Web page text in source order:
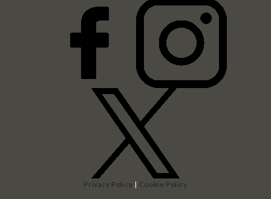
Privacy Policy | Cookie Policy